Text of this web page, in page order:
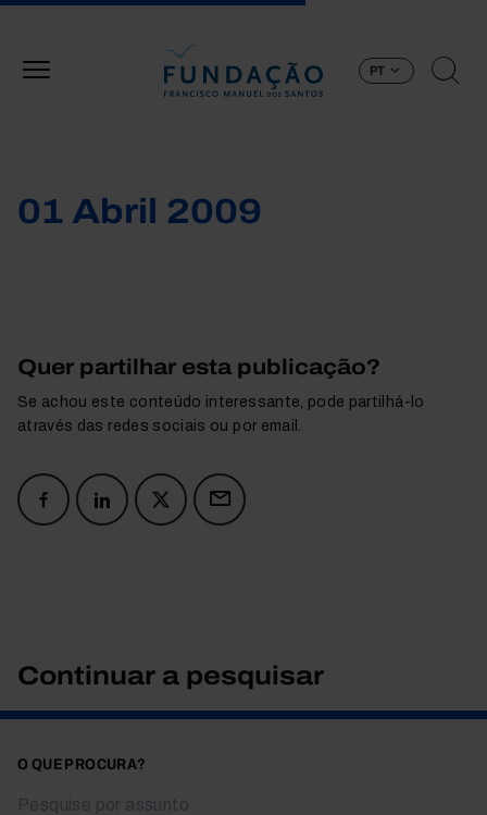
PT
01 Abril 2009
Quer partilhar esta publicação?
Se achou este conteúdo interessante, pode partilhá-lo
através das redes sociais ou por email.
Continuar a pesquisar
O QUE PROCURA?